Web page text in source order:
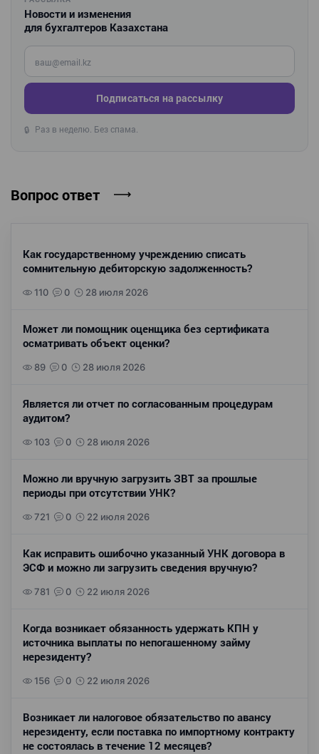
Новости и изменения
для бухгалтеров Казахстана
Введите ваш e-mail
Подписаться на рассылку
🔒 Раз в неделю. Без спама.
Вопрос ответ
Как государственному учреждению списать
сомнительную дебиторскую задолженность?
110 0 28 июля 2026
Может ли помощник оценщика без сертификата
осматривать объект оценки?
89 0 28 июля 2026
Является ли отчет по согласованным процедурам
аудитом?
103 0 28 июля 2026
Можно ли вручную загрузить ЗВТ за прошлые
периоды при отсутствии УНК?
721 0 22 июля 2026
Как исправить ошибочно указанный УНК договора в
ЭСФ и можно ли загрузить сведения вручную?
781 0 22 июля 2026
Когда возникает обязанность удержать КПН у
источника выплаты по непогашенному займу
нерезиденту?
156 0 22 июля 2026
Возникает ли налоговое обязательство по авансу
нерезиденту, если поставка по импортному контракту
не состоялась в течение 12 месяцев?